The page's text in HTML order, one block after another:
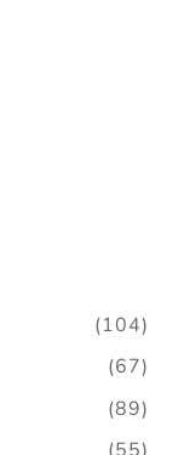
(104)
(67)
(89)